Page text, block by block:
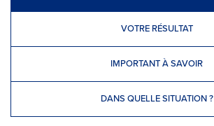
VOTRE RÉSULTAT
IMPORTANT À SAVOIR
DANS QUELLE SITUATION ?